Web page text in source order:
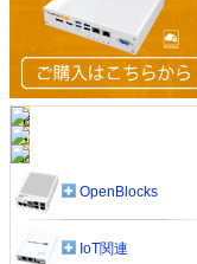
OpenBlocks
IoT関連